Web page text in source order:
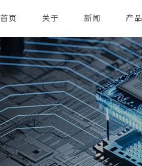
首页 关于 新闻 产品